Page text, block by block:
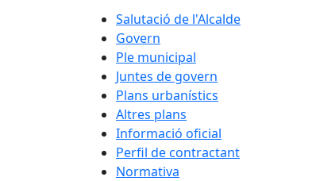
Salutació de l'Alcalde
Govern
Ple municipal
Juntes de govern
Plans urbanístics
Altres plans
Informació oficial
Perfil de contractant
Normativa